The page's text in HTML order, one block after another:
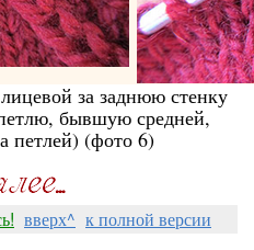
за заднюю стенку
бывшую средней,
петлей) (фото 6)
вверх^ к полной версии